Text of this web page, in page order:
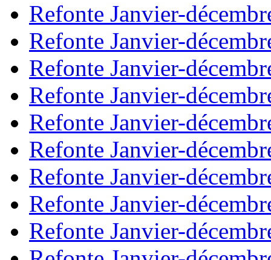
Refonte Janvier-
Refonte Janvier-
Refonte Janvier-
Refonte Janvier-
Refonte Janvier-
Refonte Janvier-
Refonte Janvier-
Refonte Janvier-
Refonte Janvier-